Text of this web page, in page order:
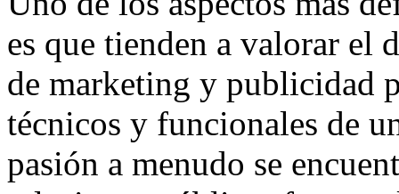
es que tienden a valorar el
de marketing y publicidad
técnicos y funcionales de
pasión a menudo se